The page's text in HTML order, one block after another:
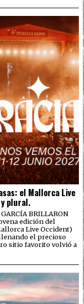
el Mallorca Live
plural.
BRILLARON
edición del
Live Occident)
el precioso
sitio favorito volvió a